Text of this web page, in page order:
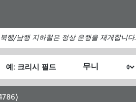
컨
텐
츠
로
건
너
행/남행 지하철은 정상 운행을 재개합니다.
위
치
내
가